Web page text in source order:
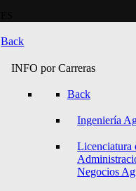
Back
INFO por Carreras
Back
Ingeniería
Licenciatura
Negocios